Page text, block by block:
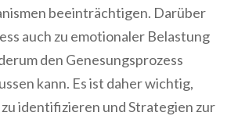
beeinträchtigen. Darüber
auch zu emotionaler Belastung
den Genesungsprozess
kann. Es ist daher wichtig,
identifizieren und Strategien zur